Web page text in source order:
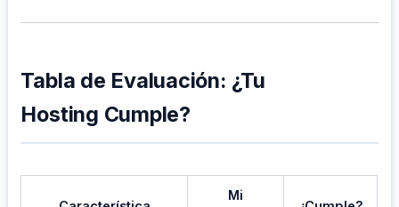
Tabla de Evaluación: ¿Tu
Hosting Cumple?
Mi